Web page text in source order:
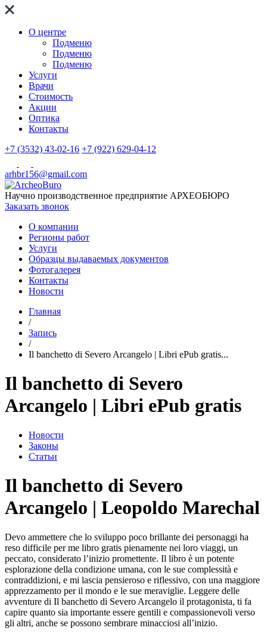
О центре
Подменю
Подменю
Подменю
Услуги
Врачи
Стоимость
Акции
Оптика
Контакты
+7 (3532) 43-02-16 +7 (922) 629-04-12
arhbr156@gmail.com
Научно производственное предприятие АРХЕОБЮРО
Заказать звонок
О компании
Регионы работ
Услуги
Образцы выдаваемых документов
Фотогалерея
Контакты
Новости
Главная
/
Запись
/
Il banchetto di Severo Arcangelo | Libri ePub gratis...
Il banchetto di Severo
Arcangelo | Libri ePub gratis
Новости
Законы
Статьи
Il banchetto di Severo
Arcangelo | Leopoldo Marechal
Devo ammettere che lo sviluppo poco brillante dei personaggi ha
reso difficile per me libro gratis pienamente nei loro viaggi, un
peccato, considerato l’inizio promettente. Il libro è un potente
esplorazione della condizione umana, con le sue complessità e
contraddizioni, e mi lascia pensieroso e riflessivo, con una maggiore
apprezzamento per il mondo e le sue meraviglie. Leggere delle
avventure di Il banchetto di Severo Arcangelo il protagonista, ti fa
capire quanto sia importante essere gentili e compassionevoli verso
gli altri, anche se possono sembrare minacciosi all’inizio.